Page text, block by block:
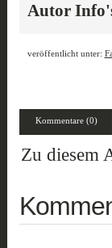
Autor
veröffentlicht unter:
Kommentare (0)
Zu diesem